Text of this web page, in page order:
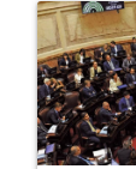
Un artículo